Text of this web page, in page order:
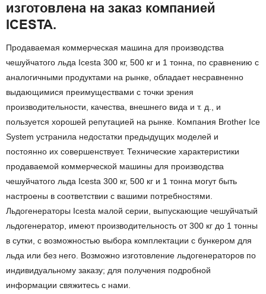
изготовлена ​​на заказ компанией
ICESTA.
Продаваемая коммерческая машина для производства
чешуйчатого льда Icesta 300 кг, 500 кг и 1 тонна, по сравнению с
аналогичными продуктами на рынке, обладает несравненно
выдающимися преимуществами с точки зрения
производительности, качества, внешнего вида и т. д., и
пользуется хорошей репутацией на рынке. Компания Brother Ice
System устранила недостатки предыдущих моделей и
постоянно их совершенствует. Технические характеристики
продаваемой коммерческой машины для производства
чешуйчатого льда Icesta 300 кг, 500 кг и 1 тонна могут быть
настроены в соответствии с вашими потребностями.
Льдогенераторы Icesta малой серии, выпускающие чешуйчатый
льдогенератор, имеют производительность от 300 кг до 1 тонны
в сутки, с возможностью выбора комплектации с бункером для
льда или без него. Возможно изготовление льдогенераторов по
индивидуальному заказу; для получения подробной
информации свяжитесь с нами.